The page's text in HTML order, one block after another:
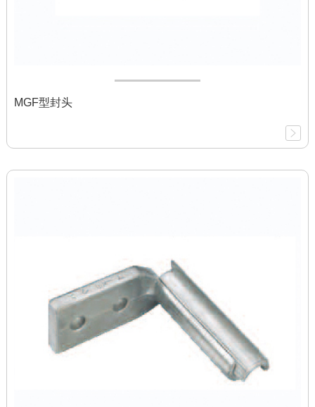
MGF型封头